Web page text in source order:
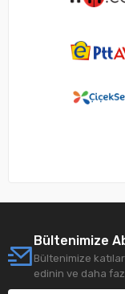
Bültenimize
Bültenimize
edinin ve daha